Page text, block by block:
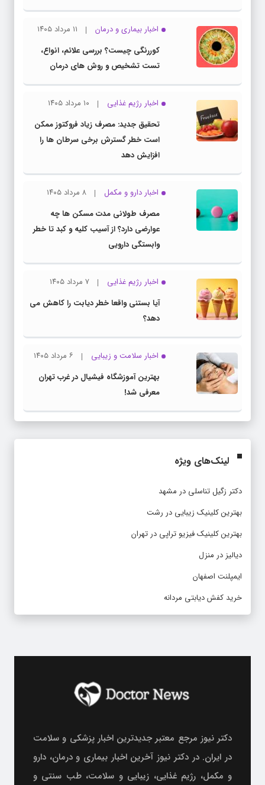
اخبار بیماری و درمان
۱۱ مرداد ۱۴۰۵
کوررنگی چیست؟ بررسی علائم، انواع،
تست تشخیص و روش های درمان
اخبار رژیم غذایی
۱۰ مرداد ۱۴۰۵
تحقیق جدید: مصرف زیاد فروکتوز ممکن
است خطر گسترش برخی سرطان ها را
افزایش دهد
اخبار دارو و مکمل
۸ مرداد ۱۴۰۵
مصرف طولانی مدت مسکن ها چه
عوارضی دارد؟ از آسیب کلیه و کبد تا خطر
وابستگی دارویی
اخبار رژیم غذایی
۷ مرداد ۱۴۰۵
آیا بستنی واقعا خطر دیابت را کاهش می
دهد؟
اخبار سلامت و زیبایی
۶ مرداد ۱۴۰۵
بهترین آموزشگاه فیشیال در غرب تهران
معرفی شد!
لینک‌های ویژه
دکتر زگیل تناسلی در مشهد
بهترین کلینیک زیبایی در رشت
بهترین کلینیک فیزیو تراپی در تهران
دیالیز در منزل
ایمپلنت اصفهان
خرید کفش دیابتی مردانه
دکتر نیوز مرجع معتبر جدیدترین اخبار پزشکی و سلامت
در ایران. در دکتر نیوز آخرین اخبار بیماری و درمان، دارو
و مکمل، رژیم غذایی، زیبایی و سلامت، طب سنتی و